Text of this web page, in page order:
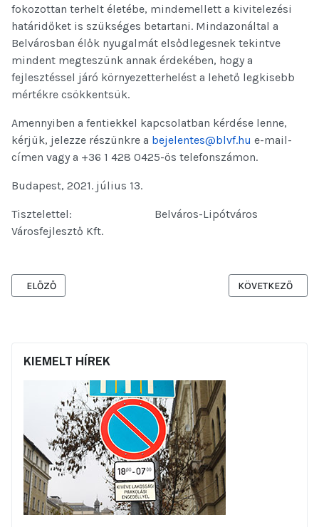
fokozottan terhelt életébe, mindemellett a kivitelezési
határidőket is szükséges betartani. Mindazonáltal a
Belvárosban élők nyugalmát elsődlegesnek tekintve
mindent megteszünk annak érdekében, hogy a
fejlesztéssel járó környezetterhelést a lehető legkisebb
mértékre csökkentsük.
Amennyiben a fentiekkel kapcsolatban kérdése lenne,
kérjük, jelezze részünkre a bejelentes@blvf.hu e-mail-
címen vagy a +36 1 428 0425-ös telefonszámon.
Budapest, 2021. július 13.
Tisztelettel: Belváros-Lipótváros
Városfejlesztő Kft.
ELŐZŐ CIKK: HILD TÉR ÉS KÖRNYÉKE MEGÚJÍTÁSA
ELŐZŐ KÖVETKEZŐ
KÖVETKEZŐ
KIEMELT HÍREK